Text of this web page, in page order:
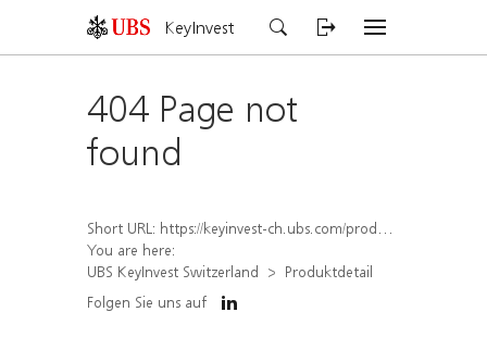
KeyInvest
404 Page not
found
Short URL: https://keyinvest-ch.ubs.com/produkt/detail/index/isin/CH1581945768
You are here:
UBS KeyInvest Switzerland
Produktdetail
Folgen Sie uns auf